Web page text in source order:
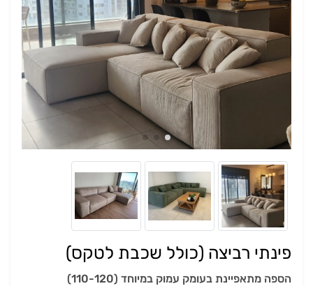
פינתי רביצה (כולל שכבת לטקס)
הספה מתאפיינת בעומק עמוק במיוחד (110-120)